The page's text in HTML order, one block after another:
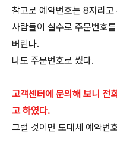
참고로 예약번호는 8자리고
사람들이 실수로 주문번호
버린다.
나도 주문번호로 썼다.
고객센터에 문의해 보니 전
고 하였다.
그럴 것이면 도대체 예약번